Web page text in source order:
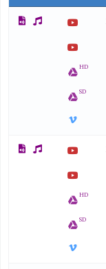
HD
SD
HD
SD